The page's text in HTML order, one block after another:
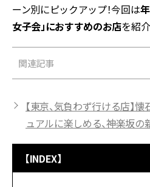
ーン別にピックアップ！今回は
女子会」におすすめのお店を紹
関連記事
【東京、気負わず行ける店】
ュアルに楽しめる、神楽坂の
【INDEX】